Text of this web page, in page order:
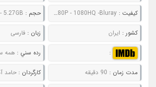
کيفيت :480P - 720P - 1080P - 1080HQ -Bluray حجم : - 5.27GB
کشور : ایران زبان : فارسی
: رده سني : همه
مدت زمان : 90 دقیقه کارگردان : حامد